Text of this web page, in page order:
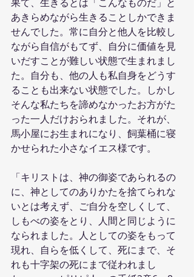
あきらめながら生きることしかできま
せんでした。常に自分と他人を比較し
ながら自信がもてず、自分に価値を見
いだすことが難しい状態で生まれまし
た。自分も、他の人も私自身をどうす
ることも出来ない状態でした。しかし
そんな私たちを諦めなかったお方がた
った一人だけおられました。それが、
馬小屋にお生まれになり、飼葉桶に寝
かせられた小さなイエス様です。
「キリストは、神の御姿であられるの
に、神としてのありかたを捨てられな
いとは考えず、ご自分を空しくして、
しもべの姿をとり、人間と同じように
なられました。人としての姿をもって
現れ、自らを低くして、死にまで、そ
れも十字架の死にまで従われまし